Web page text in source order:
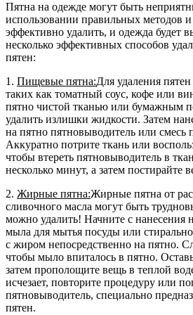
Пятна на одежде могут быть
использовании правильных методов
эффективно удалить, и одежда будет
несколько эффективных способов
пятен:
1. Пищевые пятна:Для удаления
таких как томатный соус, кофе или
пятно чистой тканью или бумажным
удалить излишки жидкости. Затем
на пятно пятновыводитель или смесь
Аккуратно потрите ткань или
чтобы втереть пятновыводитель в
несколько минут, а затем постирайте
2. Жирные пятна:Жирные пятна от
сливочного масла могут быть
можно удалить! Начните с нанесения
мыла для мытья посуды или
с жиром непосредственно на пятно.
чтобы мыло впиталось в пятно.
затем прополощите вещь в теплой
исчезает, повторите процедуру или
пятновыводитель, специально
пятен.